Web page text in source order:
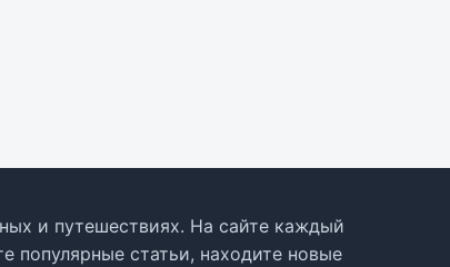
и путешествиях. На сайте каждый
популярные статьи, находите новые